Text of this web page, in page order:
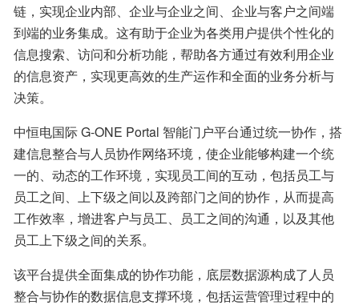
链，实现企业内部、企业与企业之间、企业与客户之间端
到端的业务集成。这有助于企业为各类用户提供个性化的
信息搜索、访问和分析功能，帮助各方通过有效利用企业
的信息资产，实现更高效的生产运作和全面的业务分析与
决策。
中恒电国际 G-ONE Portal 智能门户平台通过统一协作，搭
建信息整合与人员协作网络环境，使企业能够构建一个统
一的、动态的工作环境，实现员工间的互动，包括员工与
员工之间、上下级之间以及跨部门之间的协作，从而提高
工作效率，增进客户与员工、员工之间的沟通，以及其他
员工上下级之间的关系。
该平台提供全面集成的协作功能，底层数据源构成了人员
整合与协作的数据信息支撑环境，包括运营管理过程中的